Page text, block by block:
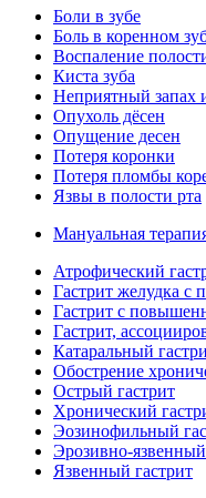
Боли в зубе
Боль в коренном
Воспаление
Киста зуба
Неприятный запах
Опухоль дёсен
Опущение десен
Потеря коронки
Потеря пломбы
Язвы в полости рта
Мануальная
Атрофический
Гастрит желудка с
Гастрит с
Гастрит,
Катаральный
Обострение
Острый гастрит
Хронический
Эозинофильный
Эрозивно-язвенный
Язвенный гастрит